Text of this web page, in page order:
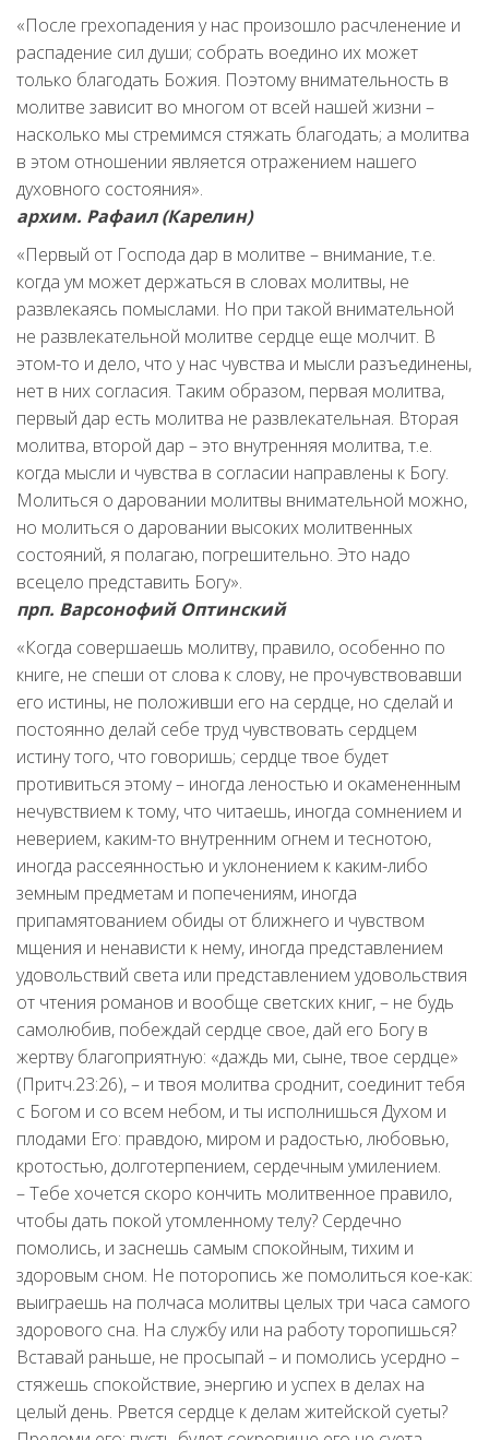
«После грехопадения у нас произошло расчленение и
распадение сил души; собрать воедино их может
только благодать Божия. Поэтому внимательность в
молитве зависит во многом от всей нашей жизни –
насколько мы стремимся стяжать благодать; а молитва
в этом отношении является отражением нашего
духовного состояния».
архим. Рафаил (Карелин)
«Первый от Господа дар в молитве – внимание, т.е.
когда ум может держаться в словах молитвы, не
развлекаясь помыслами. Но при такой внимательной
не развлекательной молитве сердце еще молчит. В
этом-то и дело, что у нас чувства и мысли разъединены,
нет в них согласия. Таким образом, первая молитва,
первый дар есть молитва не развлекательная. Вторая
молитва, второй дар – это внутренняя молитва, т.е.
когда мысли и чувства в согласии направлены к Богу.
Молиться о даровании молитвы внимательной можно,
но молиться о даровании высоких молитвенных
состояний, я полагаю, погрешительно. Это надо
всецело представить Богу».
прп. Варсонофий Оптинский
«Когда совершаешь молитву, правило, особенно по
книге, не спеши от слова к слову, не прочувствовавши
его истины, не положивши его на сердце, но сделай и
постоянно делай себе труд чувствовать сердцем
истину того, что говоришь; сердце твое будет
противиться этому – иногда леностью и окамененным
нечувствием к тому, что читаешь, иногда сомнением и
неверием, каким-то внутренним огнем и теснотою,
иногда рассеянностью и уклонением к каким-либо
земным предметам и попечениям, иногда
припамятованием обиды от ближнего и чувством
мщения и ненависти к нему, иногда представлением
удовольствий света или представлением удовольствия
от чтения романов и вообще светских книг, – не будь
самолюбив, побеждай сердце свое, дай его Богу в
жертву благоприятную: «даждь ми, сыне, твое сердце»
(Притч.23:26), – и твоя молитва сроднит, соединит тебя
с Богом и со всем небом, и ты исполнишься Духом и
плодами Его: правдою, миром и радостью, любовью,
кротостью, долготерпением, сердечным умилением.
– Тебе хочется скоро кончить молитвенное правило,
чтобы дать покой утомленному телу? Сердечно
помолись, и заснешь самым спокойным, тихим и
здоровым сном. Не поторопись же помолиться кое-как:
выиграешь на полчаса молитвы целых три часа самого
здорового сна. На службу или на работу торопишься?
Вставай раньше, не просыпай – и помолись усердно –
стяжешь спокойствие, энергию и успех в делах на
целый день. Рвется сердце к делам житейской суеты?